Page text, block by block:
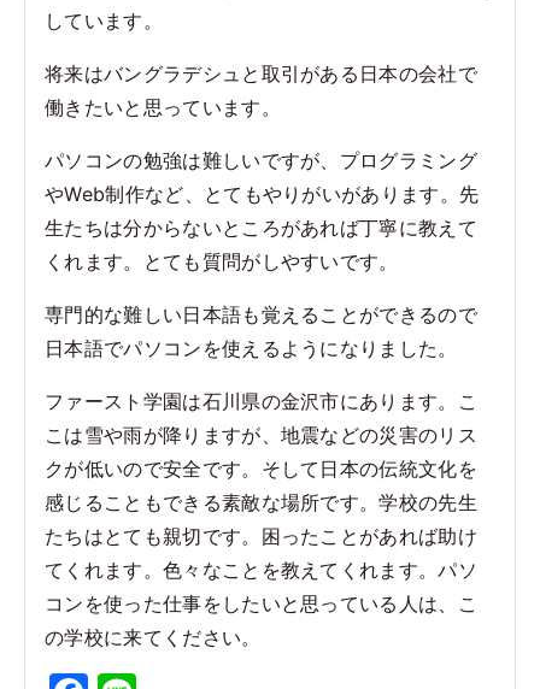
しています。
将来はバングラデシュと取引がある日本の会社で
働きたいと思っています。
パソコンの勉強は難しいですが、プログラミング
やWeb制作など、とてもやりがいがあります。先
生たちは分からないところがあれば丁寧に教えて
くれます。とても質問がしやすいです。
専門的な難しい日本語も覚えることができるので
日本語でパソコンを使えるようになりました。
ファースト学園は石川県の金沢市にあります。こ
こは雪や雨が降りますが、地震などの災害のリス
クが低いので安全です。そして日本の伝統文化を
感じることもできる素敵な場所です。学校の先生
たちはとても親切です。困ったことがあれば助け
てくれます。色々なことを教えてくれます。パソ
コンを使った仕事をしたいと思っている人は、こ
の学校に来てください。